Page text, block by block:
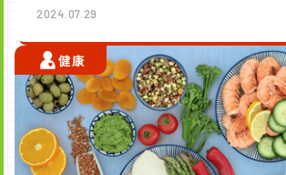
2024.07.29
健康